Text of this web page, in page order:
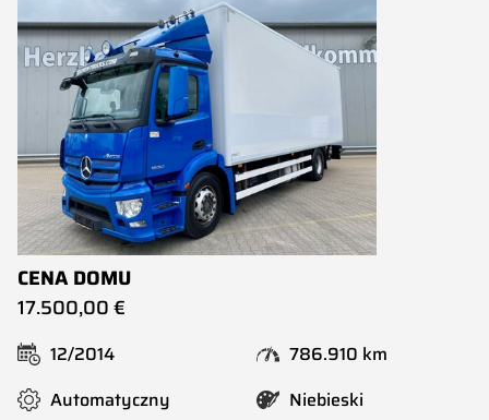
CENA DOMU
17.500,00 €
12/2014
786.910 km
Automatyczny
Niebieski